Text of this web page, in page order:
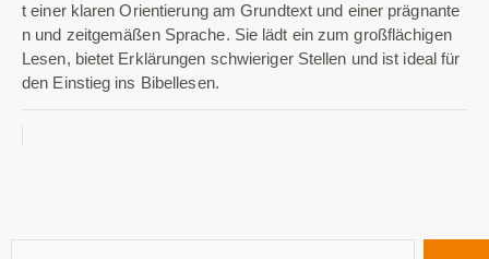
t einer klaren Orientierung am Grundtext und einer prägnante
n und zeitgemäßen Sprache. Sie lädt ein zum großflächigen
Lesen, bietet Erklärungen schwieriger Stellen und ist ideal für
den Einstieg ins Bibellesen.